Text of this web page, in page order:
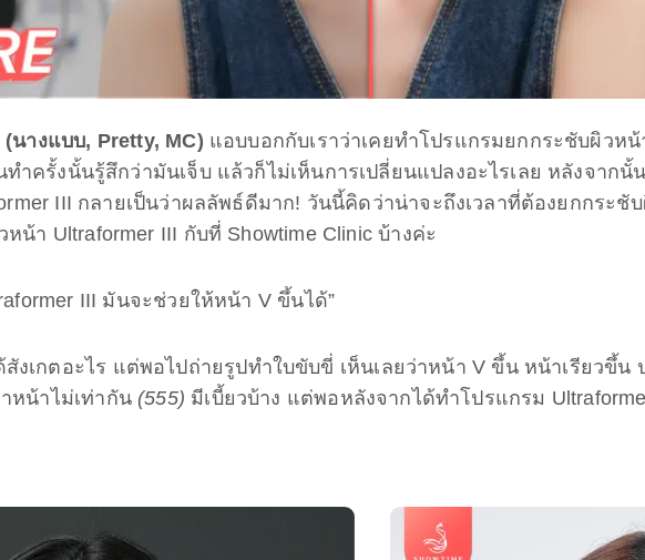
างแบบ, Pretty, MC) แอบบอกกับเราว่าเคยทำโปรแกรมยกกระชับผิวห
ทำครั้งนั้นรู้สึกว่ามันเจ็บ แล้วก็ไม่เห็นการเปลี่ยนแปลงอะไรเลย หลังจาก
III กลายเป็นว่าผลลัพธ์ดีมาก! วันนี้คิดว่าน่าจะถึงเวลาที่ต้องยกกระชั
น้า Ultraformer III กับที่ Showtime Clinic บ้างค่ะ
III มันจะช่วยให้หน้า V ขึ้นได้”
งเกตอะไร แต่พอไปถ่ายรูปทำใบขับขี่ เห็นเลยว่าหน้า V ขึ้น หน้าเรียวขึ้น
หน้าไม่เท่ากัน(555) มีเบี้ยวบ้าง แต่พอหลังจากได้ทำโปรแกรม